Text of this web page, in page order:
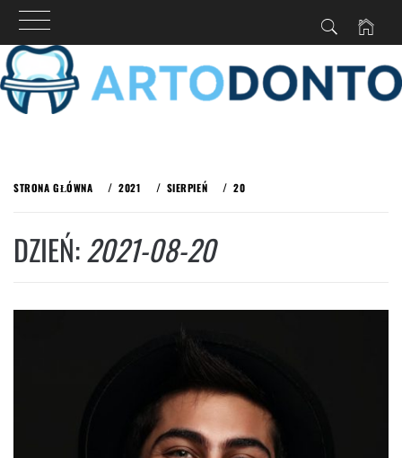
treści
STRONA GŁÓWNA 2021 SIERPIEŃ 20
DZIEŃ:2021-08-20